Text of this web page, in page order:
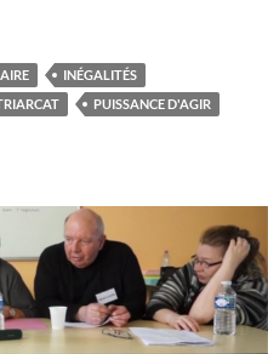
INÉGALITÉS
PUISSANCE D'AGIR